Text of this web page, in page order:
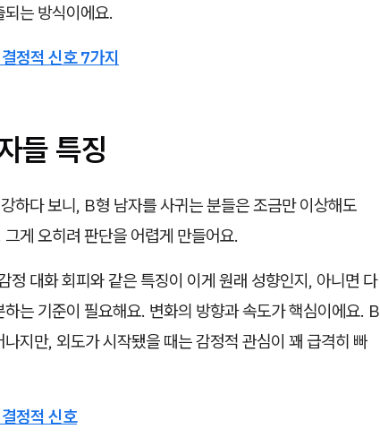
는 방식이에요.
정적 신호 7가지
들 특징
하다 보니, B형 남자를 사귀는 분들은 조금만 이상해도
게 오히려 판단을 어렵게 만들어요.
정 대화 회피와 같은 특징이 이게 원래 성향인지, 아니면 다
는 기준이 필요해요. 변화의 방향과 속도가 핵심이에요. B
지만, 외도가 시작됐을 때는 감정적 관심이 꽤 급격히 빠
정적 신호